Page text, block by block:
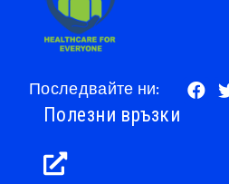
Последвайте ни:
Полезни връзки